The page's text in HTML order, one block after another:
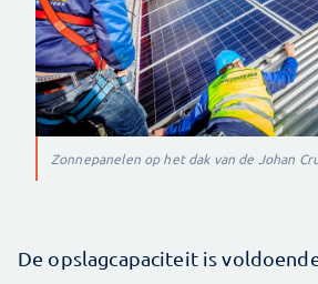
Zonnepanelen op het dak van de Johan
De opslagcapaciteit is